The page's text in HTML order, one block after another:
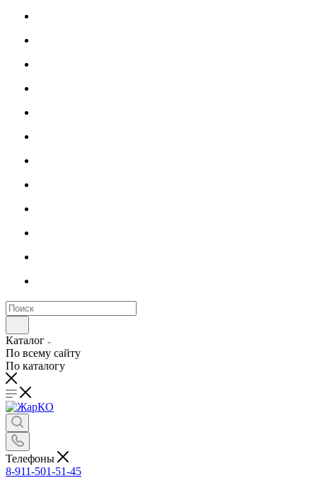
Каталог
По всему сайту
По каталогу
Телефоны
8-911-501-51-45